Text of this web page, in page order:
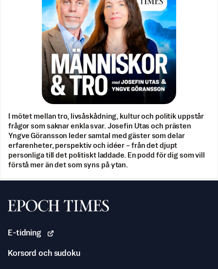
I mötet mellan tro, livsåskådning, kultur och politik uppstår
frågor som saknar enkla svar. Josefin Utas och prästen
Yngve Göransson leder samtal med gäster som delar
erfarenheter, perspektiv och idéer – från det djupt
personliga till det politiskt laddade. En podd för dig som vill
förstå mer än det som syns på ytan.
Svenska Epoch Times
E-tidning
Korsord och sudoku